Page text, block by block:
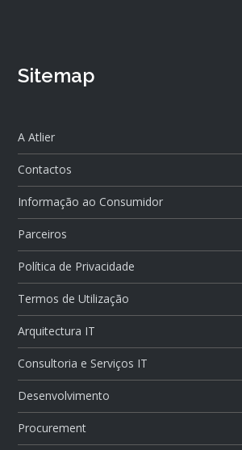
Sitemap
A Atlier
Contactos
Informação ao Consumidor
Parceiros
Política de Privacidade
Termos de Utilização
Arquitectura IT
Consultoria e Serviços IT
Desenvolvimento
Procurement